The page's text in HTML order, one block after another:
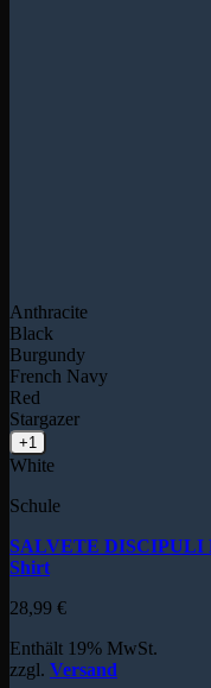
Anthracite
Black
Burgundy
French Navy
Red
Stargazer
+1
White
Schule
SALVETE DISCIPULI
Shirt
28,99 €
Enthält 19% MwSt.
zzgl. Versand